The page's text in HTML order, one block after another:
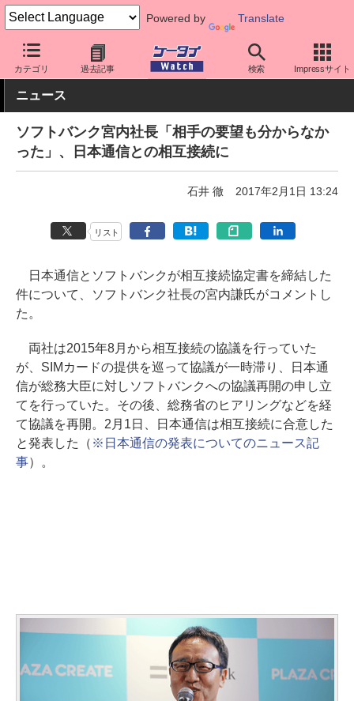
Powered by Translate
カテゴリ 過去記事 検索 Impressサイト
ケータイ Watch キャリア ソフトバンク キーパーソン
ニュース
ソフトバンク宮内社長「相手の要望も分からなか
った」、日本通信との相互接続に
石井 徹 2017年2月1日 13:24
リスト
日本通信とソフトバンクが相互接続協定書を締結した
件について、ソフトバンク社長の宮内謙氏がコメントし
た。
両社は2015年8月から相互接続の協議を行っていた
が、SIMカードの提供を巡って協議が一時滞り、日本通
信が総務大臣に対しソフトバンクへの協議再開の申し立
てを行っていた。その後、総務省のヒアリングなどを経
て協議を再開。2月1日、日本通信は相互接続に合意した
と発表した（ ※日本通信の発表についてのニュース記
事）。